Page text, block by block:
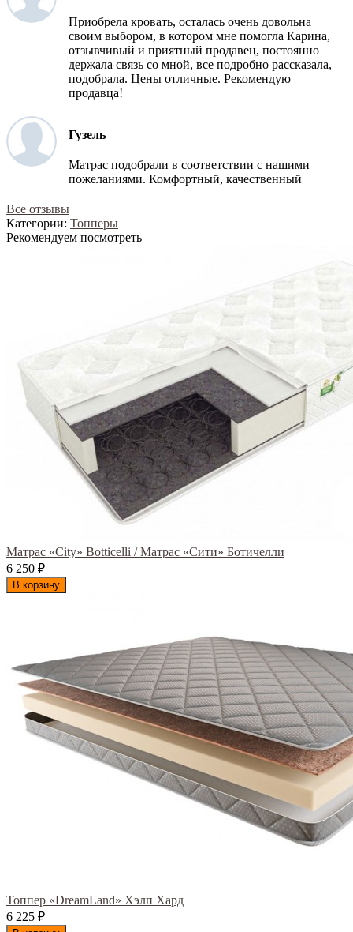
Приобрела кровать, осталась очень довольна
своим выбором, в котором мне помогла Карина,
отзывчивый и приятный продавец, постоянно
держала связь со мной, все подробно рассказала,
подобрала. Цены отличные. Рекомендую
продавца!
Гузель
Матрас подобрали в соответствии с нашими
пожеланиями. Комфортный, качественный
Все отзывы
Категории: Топперы
Рекомендуем посмотреть
Матрас «City» Botticelli / Матрас «Сити» Ботичелли
6 250 ₽
В корзину
Топпер «DreamLand» Хэлп Хард
6 225 ₽